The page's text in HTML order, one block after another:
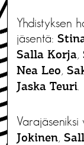
Yhdistyksen
jäsentä:
Salla Korja,
Nea Leo,
Jaska Teuri
Varajäseniksi
Jokinen,